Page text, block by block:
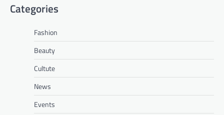
Categories
Fashion
Beauty
Cultute
News
Events